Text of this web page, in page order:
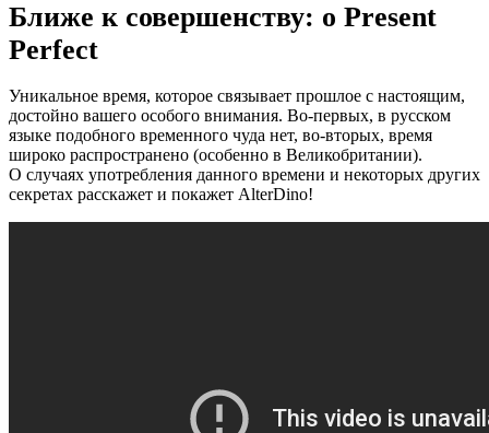
Ближе к совершенству: о Present
Perfect
Уникальное время, которое связывает прошлое с настоящим,
достойно вашего особого внимания. Во-первых, в русском
языке подобного временного чуда нет, во-вторых, время
широко распространено (особенно в Великобритании).
О случаях употребления данного времени и некоторых других
секретах расскажет и покажет AlterDino!